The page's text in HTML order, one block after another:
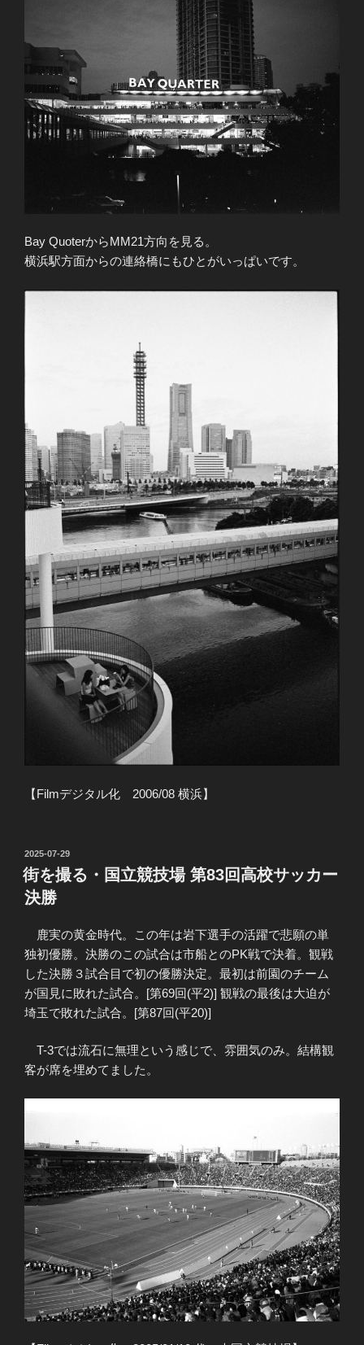
Bay QuoterからMM21方向を見る。
横浜駅方面からの連絡橋にもひとがいっぱいです。
【Filmデジタル化 2006/08 横浜】
投
稿
日:
2025-07-29
街を撮る・国立競技場 第83回高校サッカー
決勝
鹿実の黄金時代。この年は岩下選手の活躍で悲願の単
独初優勝。決勝のこの試合は市船とのPK戦で決着。観戦
した決勝３試合目で初の優勝決定。最初は前園のチーム
が国見に敗れた試合。[第69回(平2)] 観戦の最後は大迫が
埼玉で敗れた試合。[第87回(平20)]
T-3では流石に無理という感じで、雰囲気のみ。結構観
客が席を埋めてました。